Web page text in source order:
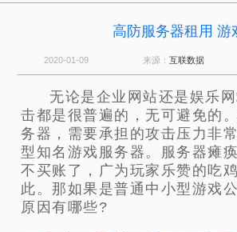
高防服务器租用 游
2020-01-09 来源： 互联数据
无论是企业网站还是娱乐
击都是很普遍的，无可避免的
务器，需要承担的攻击压力非
型知名游戏服务器。服务器瘫
不买账了，广为玩家乐赞的吃
此。那如果是普通中小型游戏
原因有哪些?